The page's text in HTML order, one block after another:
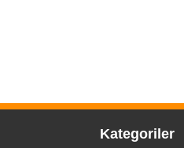
Kategoriler